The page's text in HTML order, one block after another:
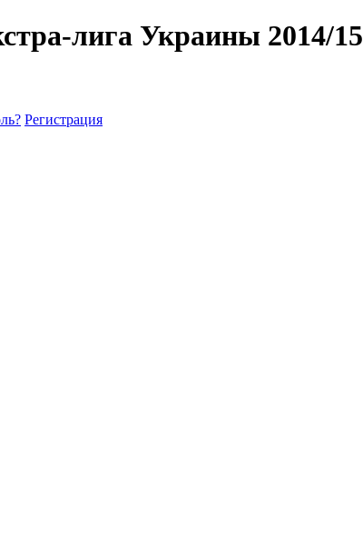
лига Украины 2014/15
Регистрация